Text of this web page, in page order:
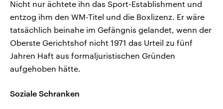
Nicht nur ächtete ihn das Sport-Establishment und
entzog ihm den WM-Titel und die Boxlizenz. Er wäre
tatsächlich beinahe im Gefängnis gelandet, wenn der
Oberste Gerichtshof nicht 1971 das Urteil zu fünf
Jahren Haft aus formaljuristischen Gründen
aufgehoben hätte.
Soziale Schranken